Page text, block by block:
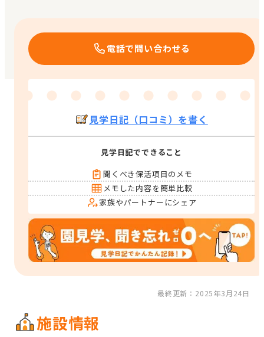
電話で問い合わせる
見学日記（口コミ）を書く
見学日記でできること
聞くべき保活項目のメモ
メモした内容を簡単比較
家族やパートナーにシェア
最終更新：2025年3月24日
施設情報